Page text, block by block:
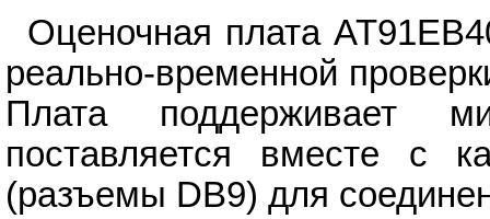
Оценочная плата
реально-временной
Плата поддерживает
поставляется вместе с
(разъемы DB9) для